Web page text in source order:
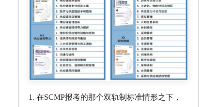
1. 在SCMP报考的那个双轨制标准情形之下，